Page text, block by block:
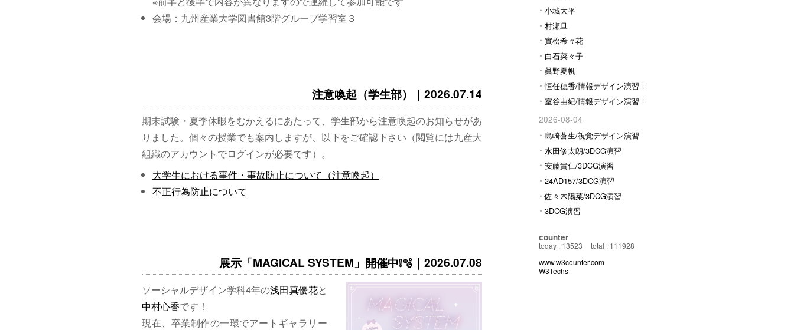
小城大平
村瀬旦
實松希々花
白石菜々子
眞野夏帆
恒任穂香/情報デザイン演習Ⅰ
室谷由紀/情報デザイン演習Ⅰ
2026-08-04
島崎蒼生/視覚デザイン演習
水田修太朗/3DCG演習
安藤貴仁/3DCG演習
24AD157/3DCG演習
佐々木陽菜/3DCG演習
3DCG演習
counter
today : 13523
total : 111928
www.w3counter.com
W3Techs
会場：九州産業大学図書館3階グループ学習室３
注意喚起（学生部）｜2026.07.14
期末試験・夏季休暇をむかえるにあたって、学生部から注意喚起のお知らせがあ
りました。個々の授業でも案内しますが、以下をご確認下さい（閲覧には九産大
組織のアカウントでログインが必要です）。
大学生における事件・事故防止について（注意喚起）
不正行為防止について
展示「MAGICAL SYSTEM」開催中❕🫧｜2026.07.08
ソーシャルデザイン学科4年の浅田真優花と
中村心香です！
現在、卒業制作の一環でアートギャラリー